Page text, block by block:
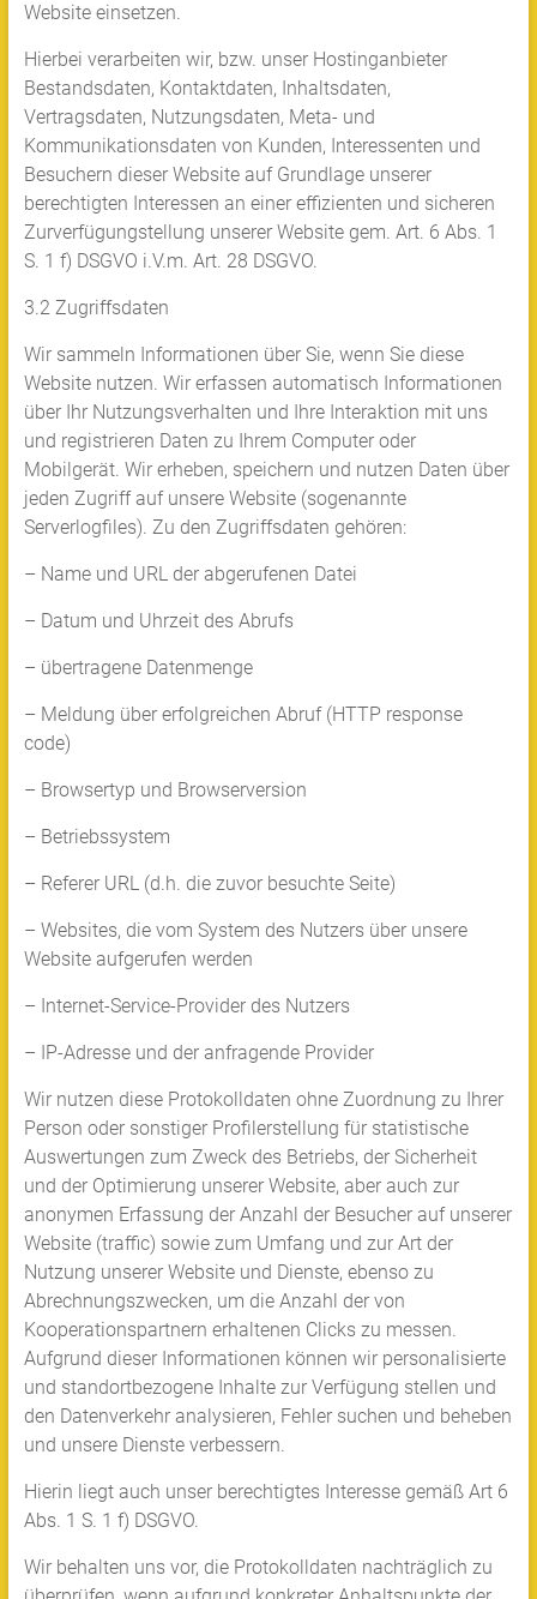
Website einsetzen.
Hierbei verarbeiten wir, bzw. unser Hostinganbieter
Bestandsdaten, Kontaktdaten, Inhaltsdaten,
Vertragsdaten, Nutzungsdaten, Meta- und
Kommunikationsdaten von Kunden, Interessenten und
Besuchern dieser Website auf Grundlage unserer
berechtigten Interessen an einer effizienten und sicheren
Zurverfügungstellung unserer Website gem. Art. 6 Abs. 1
S. 1 f) DSGVO i.V.m. Art. 28 DSGVO.
3.2 Zugriffsdaten
Wir sammeln Informationen über Sie, wenn Sie diese
Website nutzen. Wir erfassen automatisch Informationen
über Ihr Nutzungsverhalten und Ihre Interaktion mit uns
und registrieren Daten zu Ihrem Computer oder
Mobilgerät. Wir erheben, speichern und nutzen Daten über
jeden Zugriff auf unsere Website (sogenannte
Serverlogfiles). Zu den Zugriffsdaten gehören:
– Name und URL der abgerufenen Datei
– Datum und Uhrzeit des Abrufs
– übertragene Datenmenge
– Meldung über erfolgreichen Abruf (HTTP response
code)
– Browsertyp und Browserversion
– Betriebssystem
– Referer URL (d.h. die zuvor besuchte Seite)
– Websites, die vom System des Nutzers über unsere
Website aufgerufen werden
– Internet-Service-Provider des Nutzers
– IP-Adresse und der anfragende Provider
Wir nutzen diese Protokolldaten ohne Zuordnung zu Ihrer
Person oder sonstiger Profilerstellung für statistische
Auswertungen zum Zweck des Betriebs, der Sicherheit
und der Optimierung unserer Website, aber auch zur
anonymen Erfassung der Anzahl der Besucher auf unserer
Website (traffic) sowie zum Umfang und zur Art der
Nutzung unserer Website und Dienste, ebenso zu
Abrechnungszwecken, um die Anzahl der von
Kooperationspartnern erhaltenen Clicks zu messen.
Aufgrund dieser Informationen können wir personalisierte
und standortbezogene Inhalte zur Verfügung stellen und
den Datenverkehr analysieren, Fehler suchen und beheben
und unsere Dienste verbessern.
Hierin liegt auch unser berechtigtes Interesse gemäß Art 6
Abs. 1 S. 1 f) DSGVO.
Wir behalten uns vor, die Protokolldaten nachträglich zu